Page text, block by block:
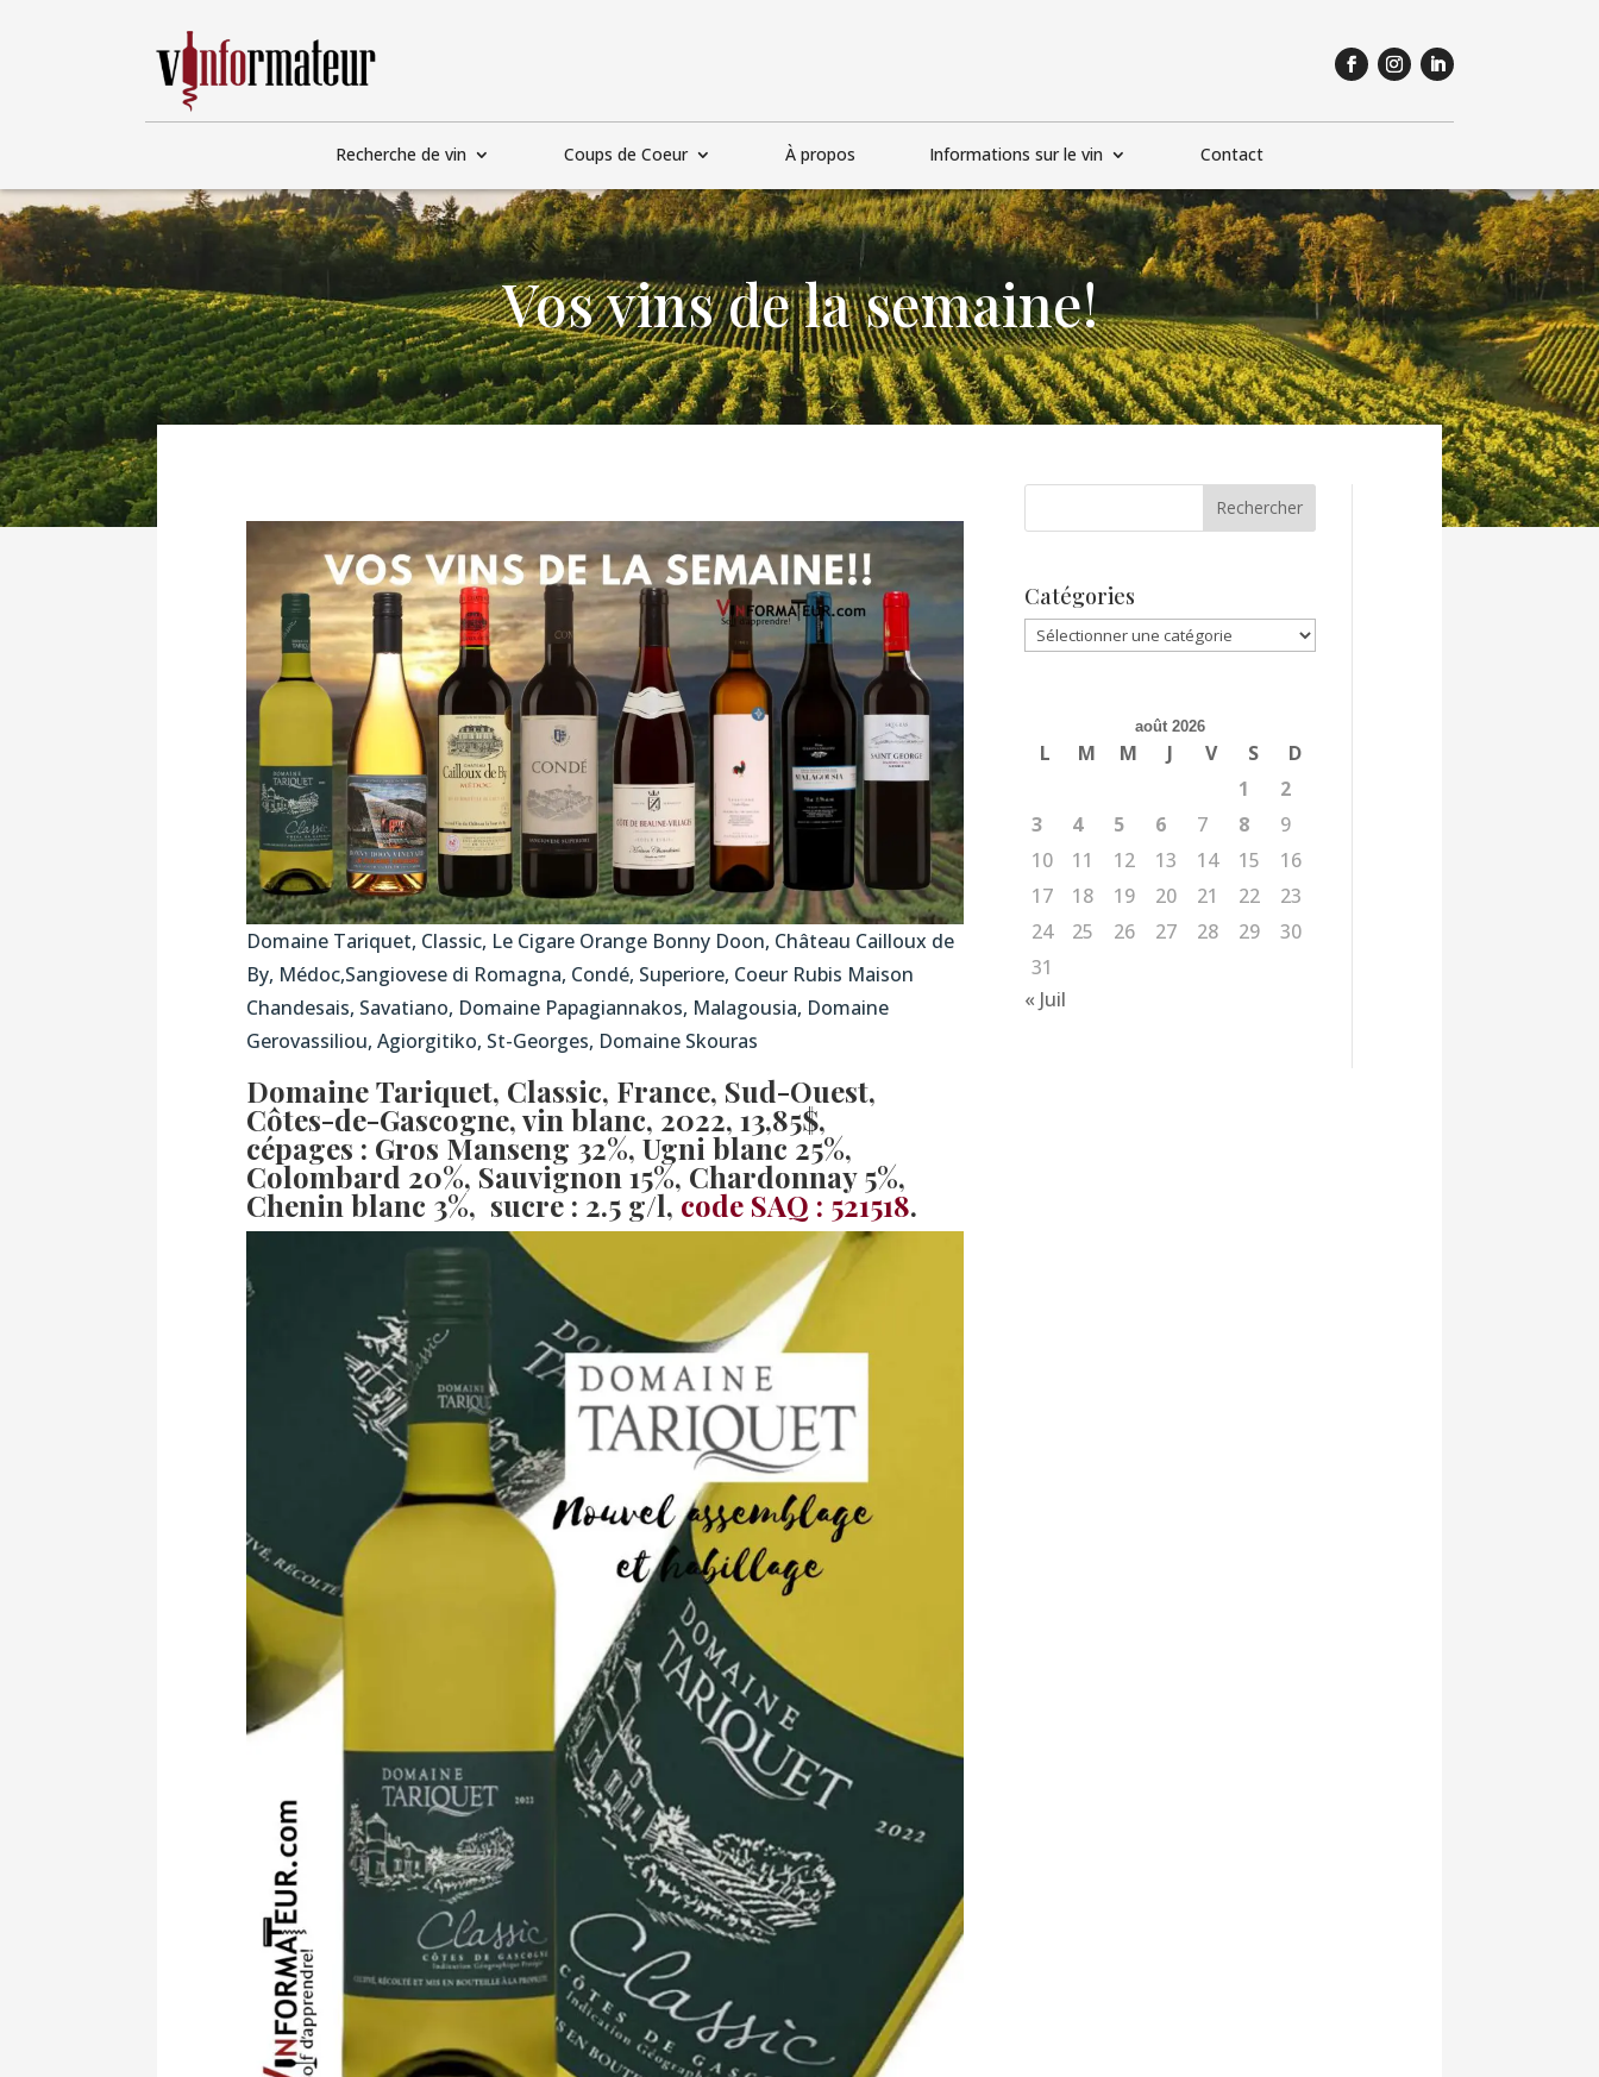
Recherche de vin Coups de Coeur À propos Informations sur le vin Contact
Vos vins de la semaine!
Domaine Tariquet, Classic, Le Cigare Orange Bonny Doon, Château Cailloux de
By, Médoc,Sangiovese di Romagna, Condé, Superiore, Coeur Rubis Maison
Chandesais, Savatiano, Domaine Papagiannakos, Malagousia, Domaine
Gerovassiliou, Agiorgitiko, St-Georges, Domaine Skouras
Domaine Tariquet, Classic, France, Sud-Ouest,
Côtes-de-Gascogne, vin blanc, 2022, 13,85$,
cépages : Gros Manseng 32%, Ugni blanc 25%,
Colombard 20%, Sauvignon 15%, Chardonnay 5%,
Chenin blanc 3%, sucre : 2.5 g/l, code SAQ : 521518.
Catégories
Catégories
août 2026
L M M J V S
D
1
2
3
4 5 6 7 8
9
10
11 12 13 14 15
16
17
18 19 20 21 22
23
24
25 26 27 28 29
30
31
« Juil